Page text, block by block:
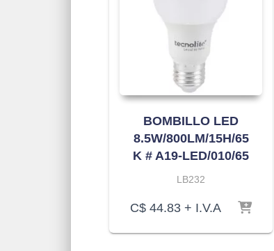
BOMBILLO LED
8.5W/800LM/15H/65
K # A19-LED/010/65
LB232
C$ 44.83 + I.V.A